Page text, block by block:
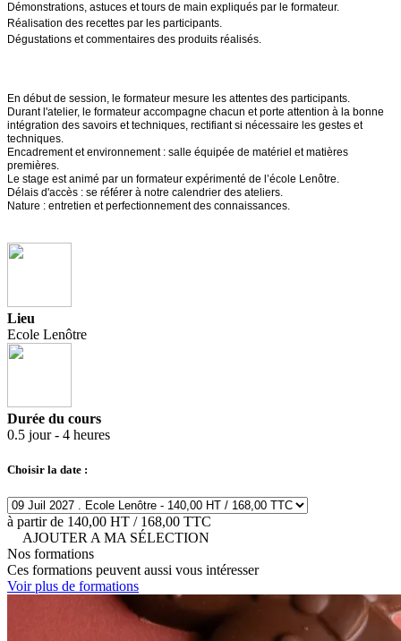
Démonstrations, astuces et tours de main expliqués par le formateur.
Réalisation des recettes par les participants.
Dégustations et commentaires des produits réalisés.
En début de session, le formateur mesure les attentes des participants.
Durant l'atelier, le formateur accompagne chacun et porte attention à la bonne
intégration des savoirs et techniques, rectifiant si nécessaire les gestes et
techniques.
Encadrement et environnement : salle équipée de matériel et matières
premières.
Le stage est animé par un formateur expérimenté de l’école Lenôtre.
Délais d'accès : se référer à notre calendrier des ateliers.
Nature : entretien et perfectionnement des connaissances.
Lieu
Ecole Lenôtre
Durée du cours
0.5 jour - 4 heures
Choisir la date :
à partir de 140,00 HT / 168,00 TTC
AJOUTER A MA SÉLECTION
Nos formations
Ces formations peuvent aussi vous intéresser
Voir plus de formations